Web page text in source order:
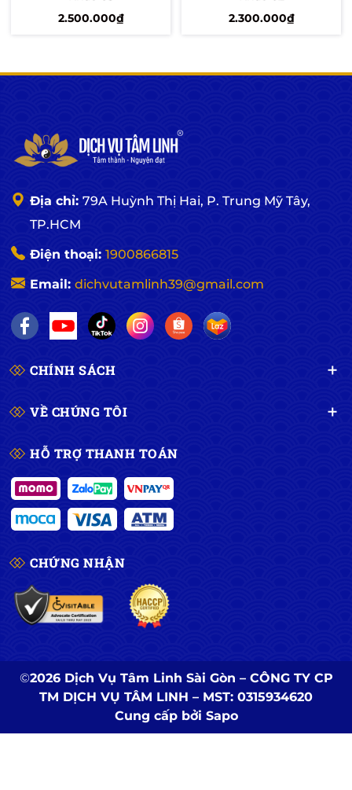
2.500.000₫
2.300.000₫
Địa chỉ: 79A Huỳnh Thị Hai, P. Trung Mỹ Tây,
TP.HCM
Điện thoại: 1900866815
Email: dichvutamlinh39@gmail.com
CHÍNH SÁCH
VỀ CHÚNG TÔI
HỖ TRỢ THANH TOÁN
CHỨNG NHẬN
©2026 Dịch Vụ Tâm Linh Sài Gòn – CÔNG TY CP
TM DỊCH VỤ TÂM LINH – MST: 0315934620
Cung cấp bởi Sapo